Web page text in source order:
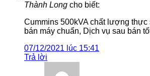
Thành Long cho biết:
Cummins 500kVA chất lượng thực
bán máy chuẩn, Dịch vụ sau bán
07/12/2021 lúc 15:41
Trả lời